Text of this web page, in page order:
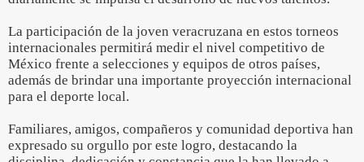
La participación de la joven veracruzana en estos torneos
internacionales permitirá medir el nivel competitivo de
México frente a selecciones y equipos de otros países,
además de brindar una importante proyección internacional
para el deporte local.
Familiares, amigos, compañeros y comunidad deportiva han
expresado su orgullo por este logro, destacando la